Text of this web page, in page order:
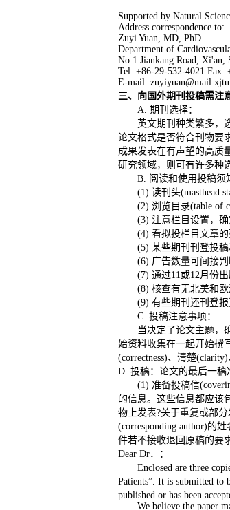
Supported by Natural
Address correspondence to:
Zuyi Yuan, MD, PhD
Department of
No.1 Jiankang Road, Xi'an,
Tel: +86-29-532-4021 Fax:
E-mail:
三、向国外期刊投稿需注
A. 期刊选择：
英文期刊种类繁多，
论文格式是否符合刊物要
成果发表在有声望的高质
研究领域，则可有许多种
B. 阅读和使用投稿须
(1) 读刊头(masthead
(2) 浏览目录(table of
(3) 注意栏目设置，确
(4) 看拟投栏目文章
(5) 某些期刊刊登投稿
(6) 广告数量可间接
(7) 通过11或12月份出
(8) 核查有无北美和
(9) 有些期刊还刊登
C. 投稿注意事项：
当决定了论文主题，
始资料收集在一起开始撰
(correctness)、清楚
D. 投稿：论文的最后一稿
(1) 准备投稿信
的信息。这些信息都应该
物上发表?关于重复或部
(corresponding author)的
件若不接收退回原稿的要
Dear Dr．：
Enclosed are three
Patients”. It is submitted to
published or has been
We believe the paper